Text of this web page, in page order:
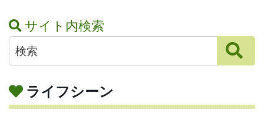
サイト内検索
ライフシーン